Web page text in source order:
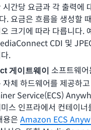
시간당 요금과 각 출력에
. 요금은 흐름을 생성할
크기에 따라 다릅니다.
CDI 및
.
게이트웨이 소프트웨
자체 하드웨어를 제공하
Service(ECS)
스 인프라에서 컨테이너
용은 Amazon ECS